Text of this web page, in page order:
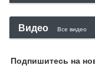
Видео Все видео
Подпишитесь на